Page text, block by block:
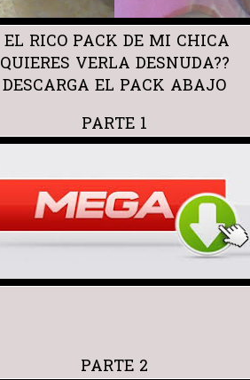
EL RICO PACK DE MI CHICA
QUIERES VERLA DESNUDA??
DESCARGA EL PACK ABAJO
PARTE 1
PARTE 2